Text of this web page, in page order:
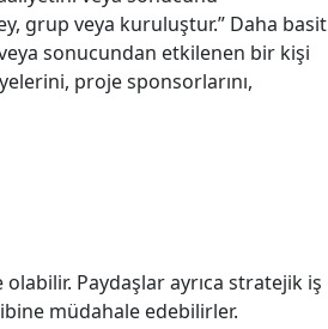
grup veya kuruluştur.” Daha basit
sonucundan etkilenen bir kişi
proje sponsorlarını,
Paydaşlar ayrıca stratejik iş
müdahale edebilirler.